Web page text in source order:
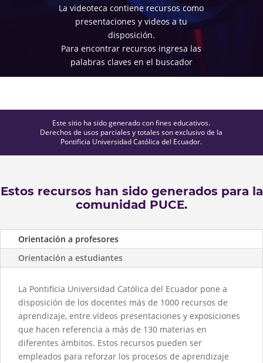
La videoteca contiene recursos como
presentaciones y videos a tu
disposición.
Para encontrar recursos ingresa las
palabras claves en el buscador
Este sitio ha sido generado con fines educativos.
Derechos de usos parciales y totales son exclusivo de la
Pontificia Universidad Católica del Ecuador.
Estos recursos han sido generados para la
comunidad PUCE.
Orientación a profesores
Orientación a estudiantes
La Pontificia Universidad Católica del Ecuador pone a
disposición de los docentes más de 1000 recursos de
aprendizaje, entre vídeos presentaciones y exposiciones
que hacen referencia a más de 130 materias en
diferentes ámbitos. Estos recursos pueden ser
empleados para reforzar los procesos de aprendizaje